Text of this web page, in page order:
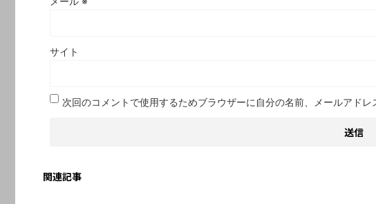
サイト
次回のコメントで使用するためブラウザーに自分の名前、メールアドレ
関連記事